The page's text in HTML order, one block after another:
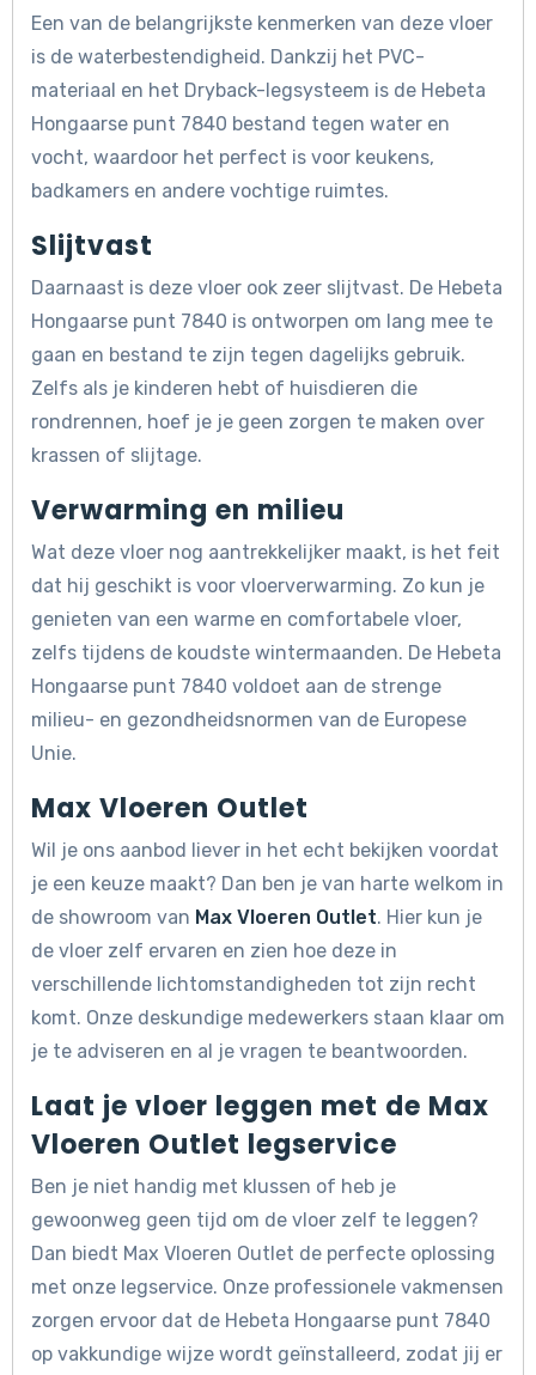
Een van de belangrijkste kenmerken van deze vloer
is de waterbestendigheid. Dankzij het PVC-
materiaal en het Dryback-legsysteem is de Hebeta
Hongaarse punt 7840 bestand tegen water en
vocht, waardoor het perfect is voor keukens,
badkamers en andere vochtige ruimtes.
Slijtvast
Daarnaast is deze vloer ook zeer slijtvast. De Hebeta
Hongaarse punt 7840 is ontworpen om lang mee te
gaan en bestand te zijn tegen dagelijks gebruik.
Zelfs als je kinderen hebt of huisdieren die
rondrennen, hoef je je geen zorgen te maken over
krassen of slijtage.
Verwarming en milieu
Wat deze vloer nog aantrekkelijker maakt, is het feit
dat hij geschikt is voor vloerverwarming. Zo kun je
genieten van een warme en comfortabele vloer,
zelfs tijdens de koudste wintermaanden. De Hebeta
Hongaarse punt 7840 voldoet aan de strenge
milieu- en gezondheidsnormen van de Europese
Unie.
Max Vloeren Outlet
Wil je ons aanbod liever in het echt bekijken voordat
je een keuze maakt? Dan ben je van harte welkom in
de showroom van Max Vloeren Outlet. Hier kun je
de vloer zelf ervaren en zien hoe deze in
verschillende lichtomstandigheden tot zijn recht
komt. Onze deskundige medewerkers staan klaar om
je te adviseren en al je vragen te beantwoorden.
Laat je vloer leggen met de Max
Vloeren Outlet legservice
Ben je niet handig met klussen of heb je
gewoonweg geen tijd om de vloer zelf te leggen?
Dan biedt Max Vloeren Outlet de perfecte oplossing
met onze legservice. Onze professionele vakmensen
zorgen ervoor dat de Hebeta Hongaarse punt 7840
op vakkundige wijze wordt geïnstalleerd, zodat jij er